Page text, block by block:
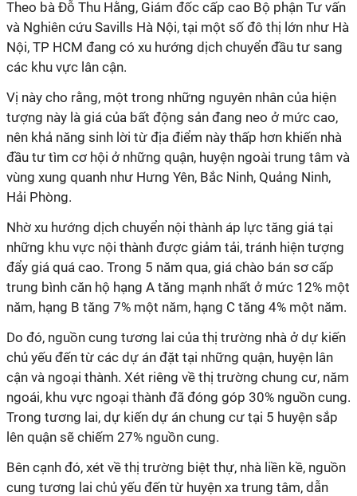
Theo bà Đỗ Thu Hằng, Giám đốc cấp cao Bộ phận Tư vấn
và Nghiên cứu Savills Hà Nội, tại một số đô thị lớn như Hà
Nội, TP HCM đang có xu hướng dịch chuyển đầu tư sang
các khu vực lân cận.
Vị này cho rằng, một trong những nguyên nhân của hiện
tượng này là giá của bất động sản đang neo ở mức cao,
nên khả năng sinh lời từ địa điểm này thấp hơn khiến nhà
đầu tư tìm cơ hội ở những quận, huyện ngoài trung tâm và
vùng xung quanh như Hưng Yên, Bắc Ninh, Quảng Ninh,
Hải Phòng.
Nhờ xu hướng dịch chuyển nội thành áp lực tăng giá tại
những khu vực nội thành được giảm tải, tránh hiện tượng
đẩy giá quá cao. Trong 5 năm qua, giá chào bán sơ cấp
trung bình căn hộ hạng A tăng mạnh nhất ở mức 12% một
năm, hạng B tăng 7% một năm, hạng C tăng 4% một năm.
Do đó, nguồn cung tương lai của thị trường nhà ở dự kiến
chủ yếu đến từ các dự án đặt tại những quận, huyện lân
cận và ngoại thành. Xét riêng về thị trường chung cư, năm
ngoái, khu vực ngoại thành đã đóng góp 30% nguồn cung.
Trong tương lai, dự kiến dự án chung cư tại 5 huyện sắp
lên quận sẽ chiếm 27% nguồn cung.
Bên cạnh đó, xét về thị trường biệt thự, nhà liền kề, nguồn
cung tương lai chủ yếu đến từ huyện xa trung tâm, dẫn